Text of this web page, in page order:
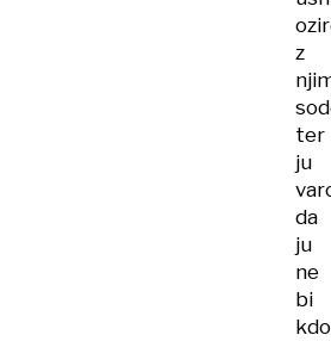
z
ter
ju
da
ju
ne
bi
kdo